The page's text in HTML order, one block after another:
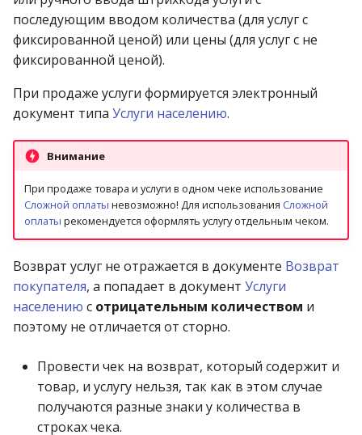
2023)
Реестр документов
Реестр документов
Реестр приходов от
Справка о
ТО
Статотчёт по группам
товара (Генератор)
Формы 7-МЗ, 11-МЗ
операции»
Модуль «Торговые
технологии»
последующим вводом количества (для услуг с
фиксированной ценой) или цены (для услуг с не
фиксированной ценой).
При продаже услуги формируется электронный
документ типа Услуги населению.
Внимание
При продаже товара и услуги в одном чеке использование
Сложной оплаты невозможно! Для использования Сложной
оплаты рекомендуется оформлять услугу отдельным чеком.
Возврат услуг не отражается в документе Возврат
покупателя, а попадает в документ Услуги
населению с отрицательным количеством и
поэтому не отличается от сторно.
Провести чек на возврат, который содержит и
товар, и услугу нельзя, так как в этом случае
получаются разные знаки у количества в
строках чека.